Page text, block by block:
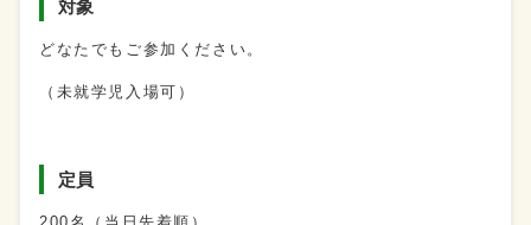
対象
どなたでもご参加ください。
（未就学児入場可）
定員